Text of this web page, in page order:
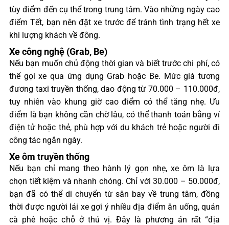
tùy điểm đến cụ thể trong trung tâm. Vào những ngày cao
điểm Tết, bạn nên đặt xe trước để tránh tình trạng hết xe
khi lượng khách về đông.
Xe công nghệ (Grab, Be)
Nếu bạn muốn chủ động thời gian và biết trước chi phí, có
thể gọi xe qua ứng dụng Grab hoặc Be. Mức giá tương
đương taxi truyền thống, dao động từ 70.000 – 110.000đ,
tuy nhiên vào khung giờ cao điểm có thể tăng nhẹ. Ưu
điểm là bạn không cần chờ lâu, có thể thanh toán bằng ví
điện tử hoặc thẻ, phù hợp với du khách trẻ hoặc người đi
công tác ngắn ngày.
Xe ôm truyền thống
Nếu bạn chỉ mang theo hành lý gọn nhẹ, xe ôm là lựa
chọn tiết kiệm và nhanh chóng. Chỉ với 30.000 – 50.000đ,
bạn đã có thể di chuyển từ sân bay về trung tâm, đồng
thời được người lái xe gợi ý nhiều địa điểm ăn uống, quán
cà phê hoặc chỗ ở thú vị. Đây là phương án rất “địa